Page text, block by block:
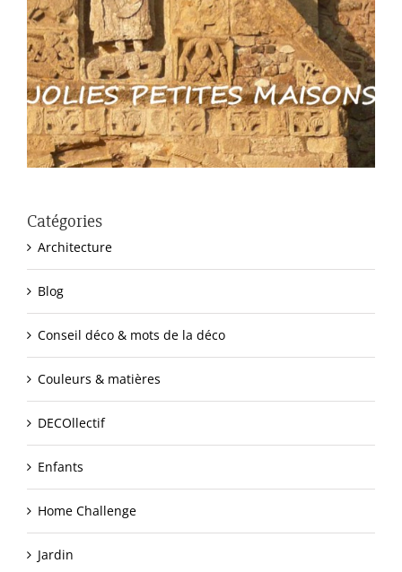
Catégories
Architecture
Blog
Conseil déco & mots de la déco
Couleurs & matières
DECOllectif
Enfants
Home Challenge
Jardin